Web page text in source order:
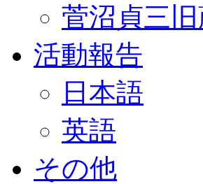
菅沼貞三
活動報告
日本語
英語
その他